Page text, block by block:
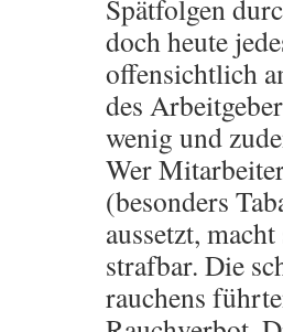
Spätfolgen
doch heute
offensichtlich
des
wenig und
Wer
(besonders
aussetzt,
strafbar. Die
rauchens